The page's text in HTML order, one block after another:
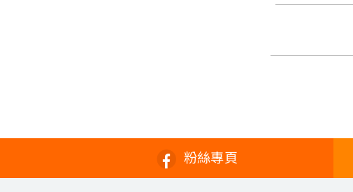
粉絲專頁